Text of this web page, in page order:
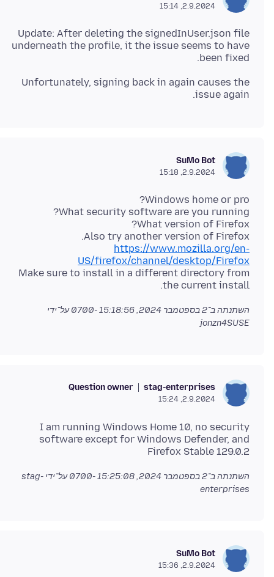
2.9.2024, 15:14
Update: After deleting the signedInUser.json file
underneath the profile, it the issue seems to have
been fixed.
Unfortunately, signing back in again causes the
issue again.
SuMo Bot
2.9.2024, 15:18
Also try another version of Firefox.
https://www.mozilla.org/en-
US/firefox/channel/desktop/Firefox
Make sure to install in a different directory from
the current install.
השתנתה ב־2 בספטמבר 2024, 15:18:56 -0700
על־ידי
jonzn4SUSE
stag-enterprises
Question owner
2.9.2024, 15:24
I am running Windows Home 10, no security
software except for Windows Defender, and
Firefox Stable 129.0.2
השתנתה ב־2 בספטמבר 2024, 15:25:08 -0700
על־ידי stag-
enterprises
SuMo Bot
2.9.2024, 15:36